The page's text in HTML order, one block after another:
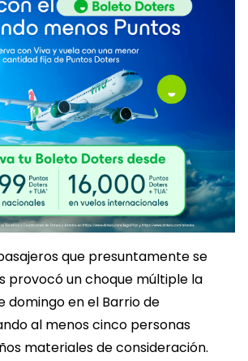
que presuntamente se
provocó un choque múltiple la
domingo en el Barrio de
al menos cinco personas
materiales de consideración.